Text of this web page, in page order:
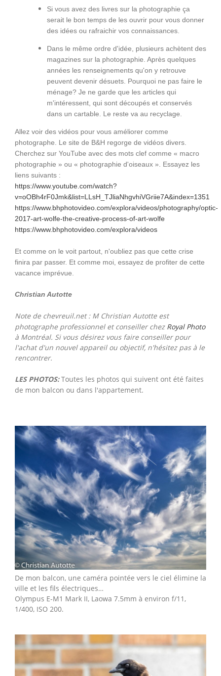
Si vous avez des livres sur la photographie ça
serait le bon temps de les ouvrir pour vous donner
des idées ou rafraichir vos connaissances.
Dans le même ordre d'idée, plusieurs achètent des
magazines sur la photographie. Après quelques
années les renseignements qu'on y retrouve
peuvent devenir désuets. Pourquoi ne pas faire le
ménage? Je ne garde que les articles qui
m'intéressent, qui sont découpés et conservés
dans un cartable. Le reste va au recyclage.
Allez voir des vidéos pour vous améliorer comme
photographe. Le site de B&H regorge de vidéos divers.
Cherchez sur YouTube avec des mots clef comme « macro
photographie » ou « photographie d'oiseaux ».
Essayez les
liens suivants :
https://www.youtube.com/watch?
v=oOBh4rF0Jmk&list=LLsH_TJliaNhgvhiVGriie7A&index=1351
https://www.bhphotovideo.com/explora/videos/photography/optic-
2017-art-wolfe-the-creative-process-of-art-wolfe
https://www.bhphotovideo.com/explora/videos
Et comme on le voit partout, n'oubliez pas que cette crise
finira par passer. Et comme moi, essayez de profiter de cette
vacance imprévue.
Christian Autotte
Note de chevreuil.net : M Christian Autotte est
photographe professionnel et conseiller chez Royal Photo
à Montréal. Si vous désirez vous faire conseiller pour
l'achat d'un nouvel appareil ou objectif, n'hésitez pas à le
rencontrer.
LES PHOTOS: Toutes les photos qui suivent ont été faites
de mon balcon ou dans l'appartement.
De mon balcon, une caméra pointée vers le ciel élimine la
ville et les fils électriques…
Olympus E-M1 Mark II, Laowa 7.5mm à environ f/11,
1/400, ISO 200.